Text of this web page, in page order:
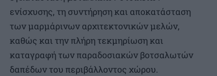
ενίσχυσης, τη συντήρηση και αποκατάσταση
των μαρμάρινων αρχιτεκτονικών μελών,
καθώς και την πλήρη τεκμηρίωση και
καταγραφή των παραδοσιακών βοτσαλωτών
δαπέδων του περιβάλλοντος χώρου.